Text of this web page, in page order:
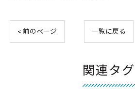
< 前のページ 一覧に戻る
関連タグ